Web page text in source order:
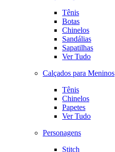
Tênis
Botas
Chinelos
Sandálias
Sapatilhas
Ver Tudo
Calçados para Meninos
Tênis
Chinelos
Papetes
Ver Tudo
Personagens
Stitch